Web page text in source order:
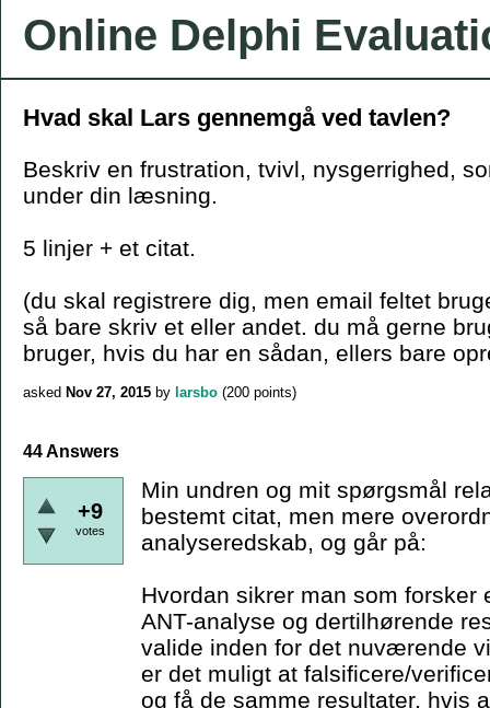
Online Delphi
Hvad skal Lars gennemgå ved tavlen?
Beskriv en frustration, tvivl, nysgerrighed,
under din læsning.
5 linjer + et citat.
(du skal registrere dig, men email feltet
så bare skriv et eller andet. du må gerne
bruger, hvis du har en sådan, ellers bare
asked Nov 27, 2015 by larsbo (200 points)
44 Answers
+9
votes
Min undren og mit spørgsmål
bestemt citat, men mere
analyseredskab, og går på:
Hvordan sikrer man som forsker
ANT-analyse og dertilhørende
valide inden for det nuværende
er det muligt at falsificere/
og få de samme resultater, hvis